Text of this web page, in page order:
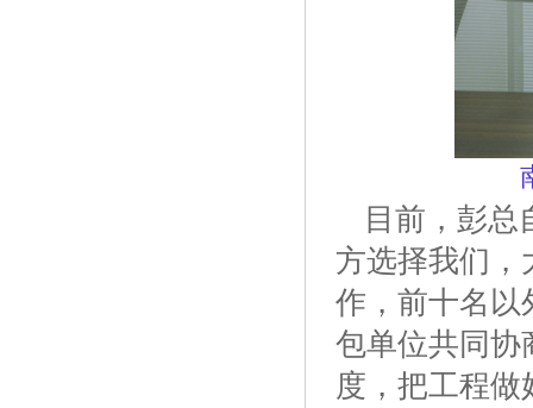
目前，彭总
方选择我们，
作，前十名以
包单位共同协
度，把工程